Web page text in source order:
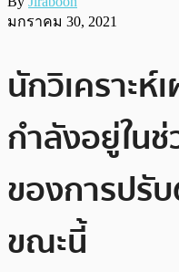
มกราคม 30, 2021
นักวิเคราะห์
กำลังอยู่ใน
ของการปรั
ขณะนี้